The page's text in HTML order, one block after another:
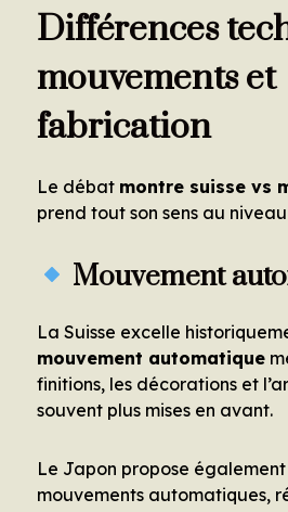
Différences
mouvements et
fabrication
Le débat montre suisse vs
prend tout son sens au
Mouvement
La Suisse excelle
mouvement automatique
finitions, les décorations et
souvent plus mises en avant.
Le Japon propose également
mouvements automatiques,